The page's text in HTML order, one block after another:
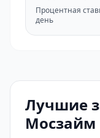
Процентная
день
Лучшие
Мосзайм